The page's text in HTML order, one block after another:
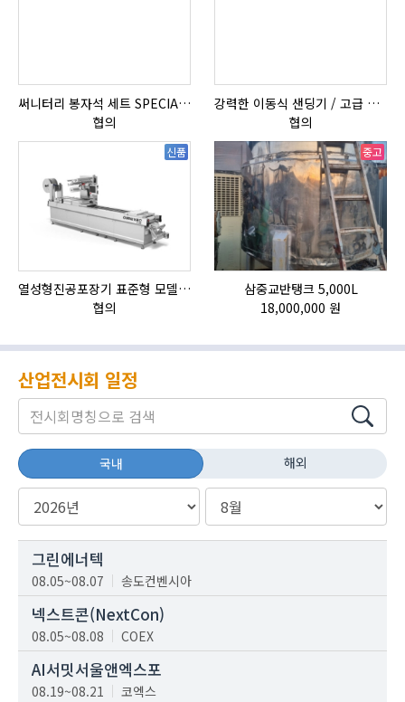
써니터리 봉자석 세트 SPECIAL , 봉자석 , 자석봉 , 호퍼용자석 , 전자석
협의
강력한 이동식 샌딩기 / 고급 이태리 IBIX샌드블라스터
협의
신품
열성형진공포장기 표준형 모델 OMNIVAC S-200
협의
중고
삼중교반탱크 5,000L
18,000,000 원
산업전시회 일정
국내 해외
그린에너텍
08.05~08.07 송도컨벤시아
넥스트콘(NextCon)
08.05~08.08 COEX
AI서밋서울앤엑스포
08.19~08.21 코엑스